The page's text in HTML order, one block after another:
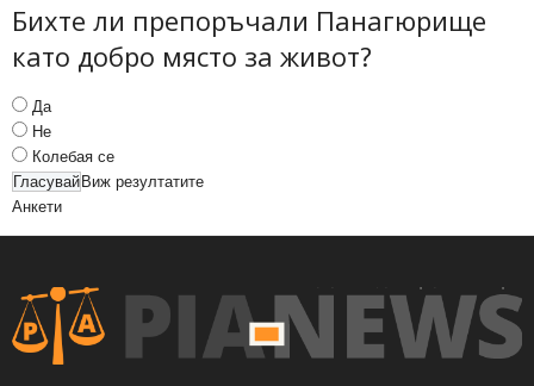
Бихте ли препоръчали Панагюрище
като добро място за живот?
Да
Не
Колебая се
Виж резултатите
Анкети